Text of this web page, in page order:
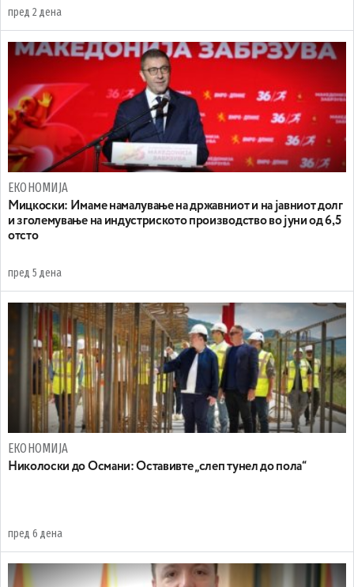
пред 2 дена
ЕКОНОМИЈА
Mицкоски: Имаме намалување на државниот и на јавниот долг
и зголемување на индустриското производство во јуни од 6,5
отсто
пред 5 дена
ЕКОНОМИЈА
Николоски до Османи: Oставивте „слеп тунел до пола“
пред 6 дена